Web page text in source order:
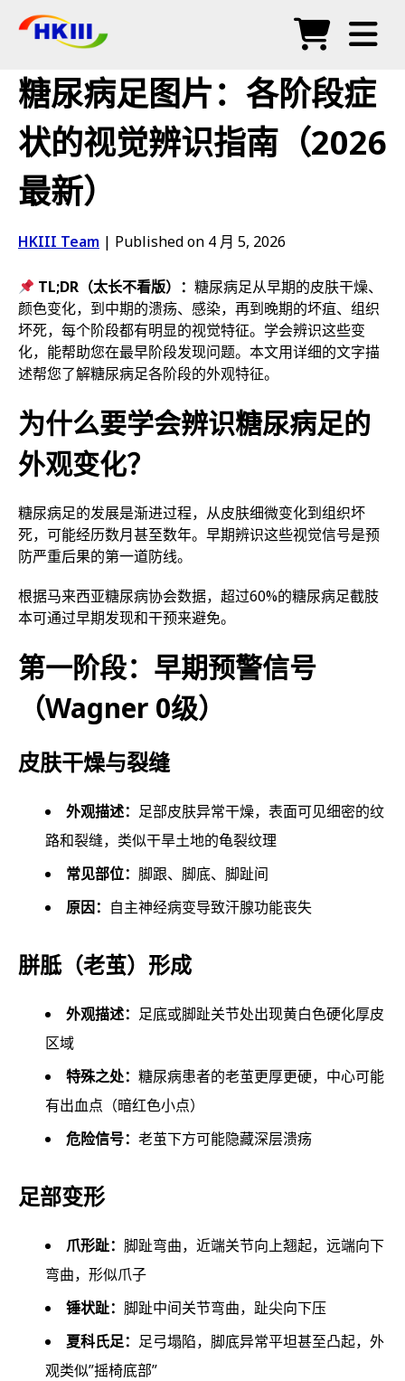
常见问题
博客
商店
糖尿病足图片：各阶段症
状的视觉辨识指南（2026
最新）
HKIII Team | Published on 4 月 5, 2026
TL;DR（太长不看版）：糖尿病足从早期的皮肤干燥、
颜色变化，到中期的溃疡、感染，再到晚期的坏疽、组织
坏死，每个阶段都有明显的视觉特征。学会辨识这些变
化，能帮助您在最早阶段发现问题。本文用详细的文字描
述帮您了解糖尿病足各阶段的外观特征。
为什么要学会辨识糖尿病足的
外观变化？
糖尿病足的发展是渐进过程，从皮肤细微变化到组织坏
死，可能经历数月甚至数年。早期辨识这些视觉信号是预
防严重后果的第一道防线。
根据马来西亚糖尿病协会数据，超过60%的糖尿病足截肢
本可通过早期发现和干预来避免。
第一阶段：早期预警信号
（Wagner 0级）
皮肤干燥与裂缝
外观描述： 足部皮肤异常干燥，表面可见细密的纹
路和裂缝，类似干旱土地的龟裂纹理
常见部位： 脚跟、脚底、脚趾间
原因： 自主神经病变导致汗腺功能丧失
胼胝（老茧）形成
外观描述： 足底或脚趾关节处出现黄白色硬化厚皮
区域
特殊之处： 糖尿病患者的老茧更厚更硬，中心可能
有出血点（暗红色小点）
危险信号： 老茧下方可能隐藏深层溃疡
足部变形
爪形趾： 脚趾弯曲，近端关节向上翘起，远端向下
弯曲，形似爪子
锤状趾： 脚趾中间关节弯曲，趾尖向下压
夏科氏足： 足弓塌陷，脚底异常平坦甚至凸起，外
观类似”摇椅底部”